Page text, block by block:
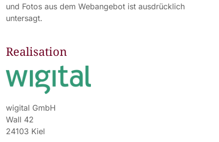
und Fotos aus dem Webangebot ist ausdrücklich
untersagt.
Realisation
wigital GmbH
Wall 42
24103 Kiel